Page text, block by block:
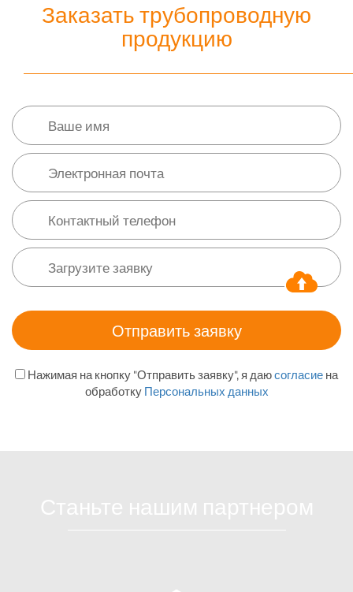
Заказать трубопроводную
продукцию
Нажимая на кнопку "Отправить заявку", я даюсогласие на
обработку Персональных данных